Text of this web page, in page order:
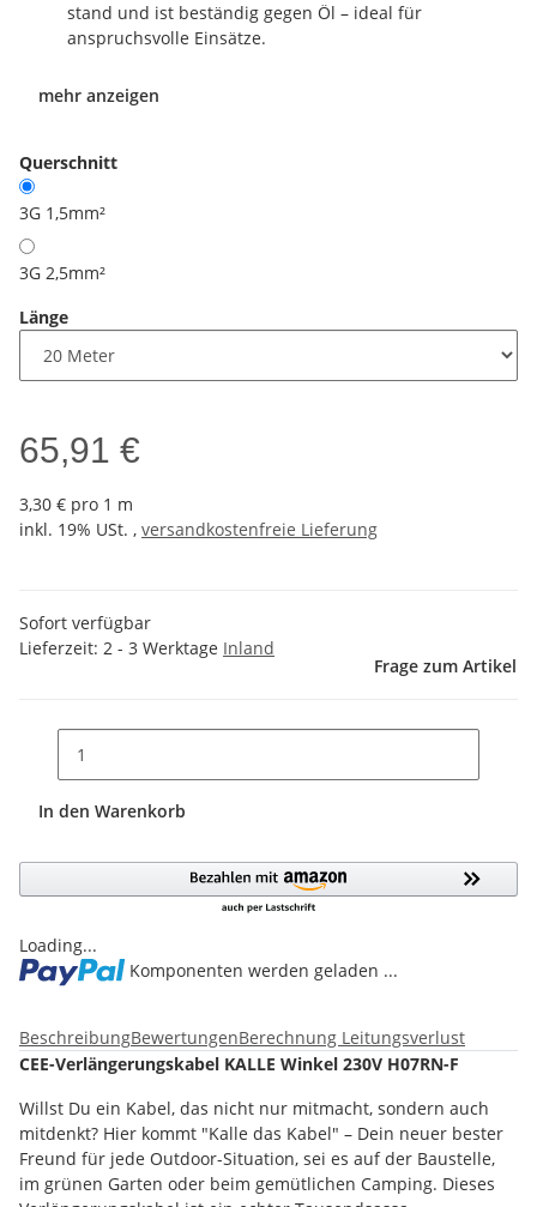
stand und ist beständig gegen Öl – ideal für
anspruchsvolle Einsätze.
mehr anzeigen
Querschnitt
3G 1,5mm²
3G 2,5mm²
Länge
65,91 €
3,30 € pro 1 m
inkl. 19% USt. , versandkostenfreie Lieferung
Sofort verfügbar
Lieferzeit: 2 - 3 Werktage Inland
Frage zum Artikel
In den Warenkorb
Loading...
Komponenten werden geladen ...
BeschreibungBewertungenBerechnung Leitungsverlust
CEE-Verlängerungskabel KALLE Winkel 230V H07RN-F
Willst Du ein Kabel, das nicht nur mitmacht, sondern auch
mitdenkt? Hier kommt "Kalle das Kabel" – Dein neuer bester
Freund für jede Outdoor-Situation, sei es auf der Baustelle,
im grünen Garten oder beim gemütlichen Camping. Dieses